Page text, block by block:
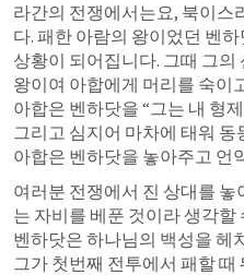
라간의 전쟁에서는요, 북이스
다. 패한 아람의 왕이었던 벤
상황이 되어집니다. 그때 그
왕이여 아합에게 머리를 숙이
아합은 벤하닷을 “그는 내 형
그리고 심지어 마차에 태워
아합은 벤하닷을 놓아주고 언
여러분 전쟁에서 진 상대를
는 자비를 베푼 것이라 생각
벤하닷은 하나님의 백성을 헤
그가 첫번째 전투에서 패할